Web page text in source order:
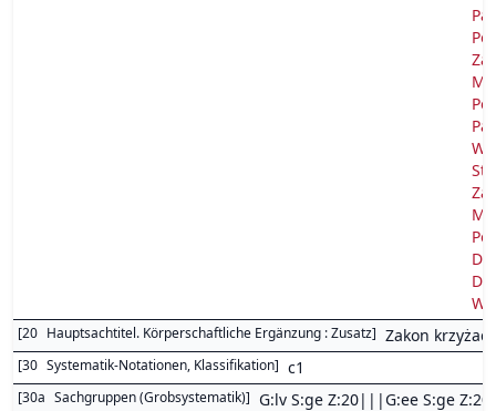
[20 Hauptsachtitel. Körperschaftliche Ergänzung : Zusatz] Zakon
[30 Systematik-Notationen, Klassifikation] c1
[30a Sachgruppen (Grobsystematik)] G:lv S:ge Z:20|||G:ee S:ge Z:20